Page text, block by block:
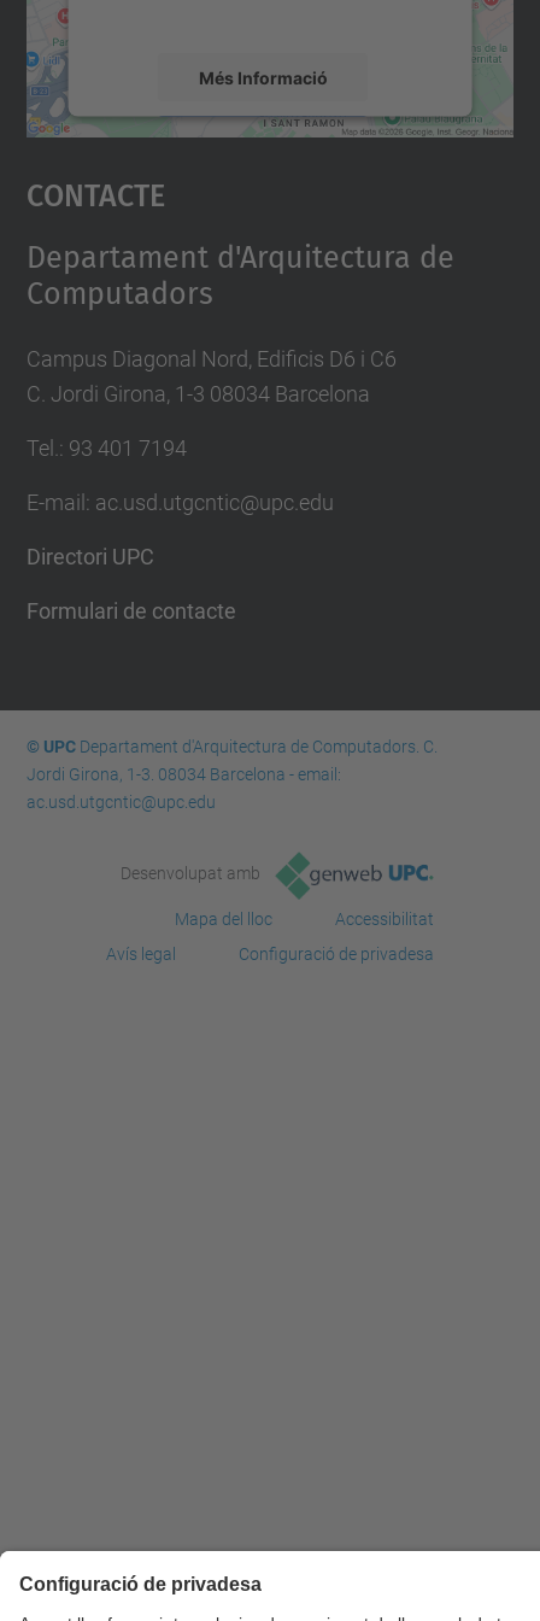
Més Informació
Accepta
powered by
Contacte
Departament d'Arquitectura de
Computadors
Campus Diagonal Nord, Edificis D6 i C6
C. Jordi Girona, 1-3 08034 Barcelona
Tel.: 93 401 7194
E-mail: ac.usd.utgcntic@upc.edu
Directori UPC
Formulari de contacte
© UPCDepartament d'Arquitectura de Computadors. C.
Jordi Girona, 1-3. 08034 Barcelona - email:
ac.usd.utgcntic@upc.edu
Desenvolupat amb
Mapa del lloc
Accessibilitat
Avís legal
Configuració de privadesa